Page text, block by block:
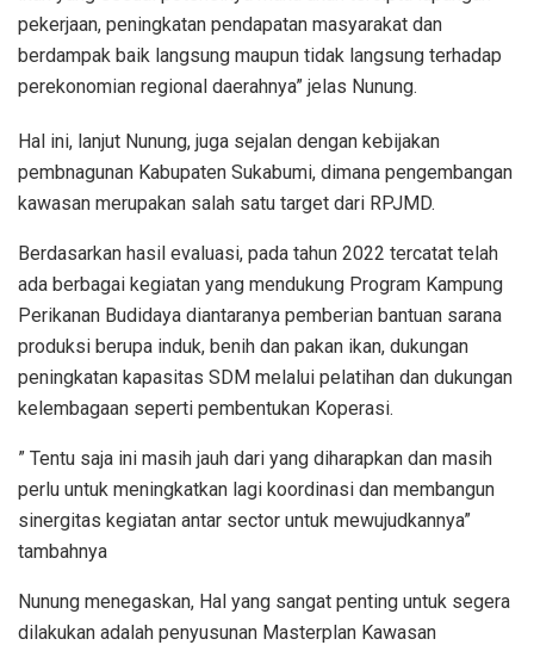
pekerjaan, peningkatan pendapatan masyarakat dan
berdampak baik langsung maupun tidak langsung terhadap
perekonomian regional daerahnya” jelas Nunung.
Hal ini, lanjut Nunung, juga sejalan dengan kebijakan
pembnagunan Kabupaten Sukabumi, dimana pengembangan
kawasan merupakan salah satu target dari RPJMD.
Berdasarkan hasil evaluasi, pada tahun 2022 tercatat telah
ada berbagai kegiatan yang mendukung Program Kampung
Perikanan Budidaya diantaranya pemberian bantuan sarana
produksi berupa induk, benih dan pakan ikan, dukungan
peningkatan kapasitas SDM melalui pelatihan dan dukungan
kelembagaan seperti pembentukan Koperasi.
” Tentu saja ini masih jauh dari yang diharapkan dan masih
perlu untuk meningkatkan lagi koordinasi dan membangun
sinergitas kegiatan antar sector untuk mewujudkannya”
tambahnya
Nunung menegaskan, Hal yang sangat penting untuk segera
dilakukan adalah penyusunan Masterplan Kawasan